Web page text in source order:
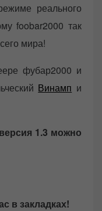
реального
foobar2000 так
мира!
фубар2000 и
Винамп и
1.3 можно
в закладках!